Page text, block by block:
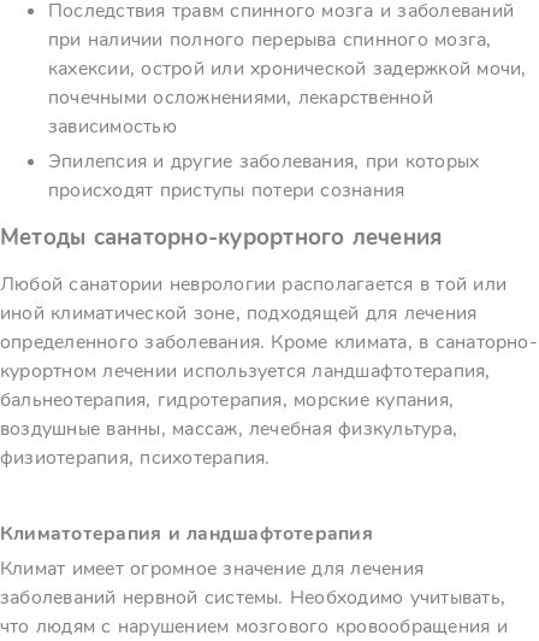
Последствия травм спинного мозга и заболеваний
при наличии полного перерыва спинного мозга,
кахексии, острой или хронической задержкой мочи,
почечными осложнениями, лекарственной
зависимостью
Эпилепсия и другие заболевания, при которых
происходят приступы потери сознания
Методы санаторно-курортного лечения
Любой санатории неврологии располагается в той или
иной климатической зоне, подходящей для лечения
определенного заболевания. Кроме климата, в санаторно-
курортном лечении используется ландшафтотерапия,
бальнеотерапия, гидротерапия, морские купания,
воздушные ванны, массаж, лечебная физкультура,
физиотерапия, психотерапия.
Климатотерапия и ландшафтотерапия
Климат имеет огромное значение для лечения
заболеваний нервной системы. Необходимо учитывать,
что людям с нарушением мозгового кровообращения и